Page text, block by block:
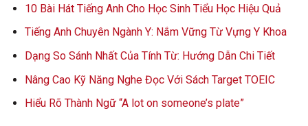
10 Bài Hát Tiếng Anh Cho Học Sinh Tiểu Học Hiệu Quả
Tiếng Anh Chuyên Ngành Y: Nắm Vững Từ Vựng Y Khoa
Dạng So Sánh Nhất Của Tính Từ: Hướng Dẫn Chi Tiết
Nâng Cao Kỹ Năng Nghe Đọc Với Sách Target TOEIC
Hiểu Rõ Thành Ngữ “A lot on someone’s plate”